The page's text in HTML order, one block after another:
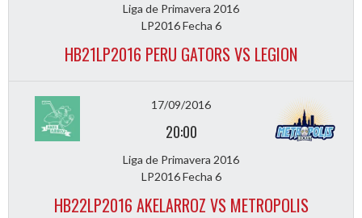
Liga de Primavera 2016
LP2016 Fecha 6
HB21LP2016 PERU GATORS VS LEGION
17/09/2016
20:00
Liga de Primavera 2016
LP2016 Fecha 6
HB22LP2016 AKELARROZ VS METROPOLIS